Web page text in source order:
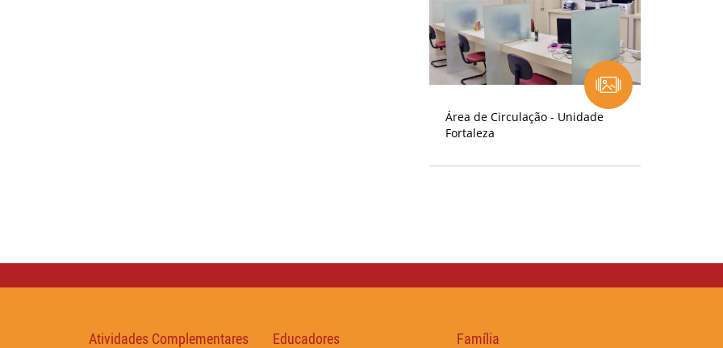
Área de Circulação - Unidade
Fortaleza
Atividades Complementares Educadores Família